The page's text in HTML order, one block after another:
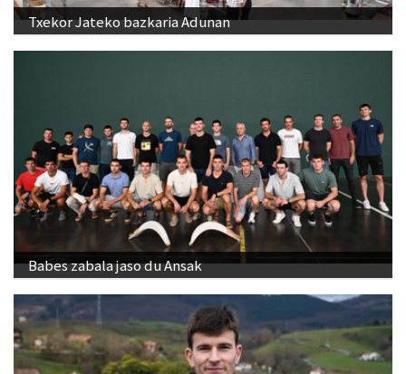
Txekor Jateko bazkaria Adunan
Babes zabala jaso du Ansak